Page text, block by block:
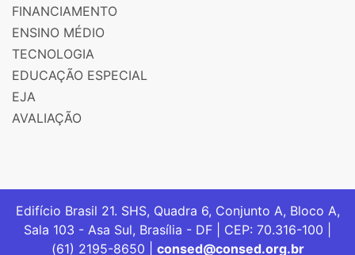
FINANCIAMENTO
ENSINO MÉDIO
TECNOLOGIA
EDUCAÇÃO ESPECIAL
EJA
AVALIAÇÃO
Edifício Brasil 21. SHS, Quadra 6, Conjunto A, Bloco A,
Sala 103 - Asa Sul, Brasília - DF | CEP: 70.316-100 |
(61) 2195-8650 | consed@consed.org.br